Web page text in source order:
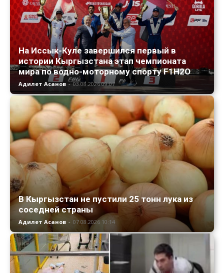
На Иссык-Куле завершился первый в
истории Кыргызстана этап чемпионата
мира по водно-моторному спорту F1H2O
Адилет Асанов - 03.08.2026 09:07
В Кыргызстан не пустили 25 тонн лука из
соседней страны
Адилет Асанов - 07.08.2026 10:14